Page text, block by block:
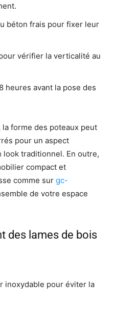
béton frais pour fixer leur
vérifier la verticalité au
heures avant la pose des
forme des poteaux peut
pour un aspect
traditionnel. En outre,
compact et
comme sur gc-
de votre espace
des lames de bois
inoxydable pour éviter la